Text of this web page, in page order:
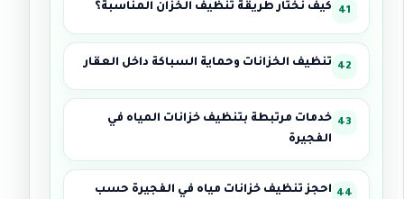
كيف نختار طريقة تنظيف الخزان المناسبة؟
تنظيف الخزانات وحماية السباكة داخل العقار
خدمات مرتبطة بتنظيف خزانات المياه في
الفجيرة
احجز تنظيف خزانات مياه في الفجيرة حسب